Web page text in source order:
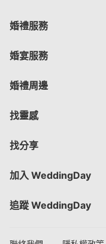
婚禮服務
婚宴服務
婚禮周邊
找靈感
找分享
加入 WeddingDay
追蹤 WeddingDay